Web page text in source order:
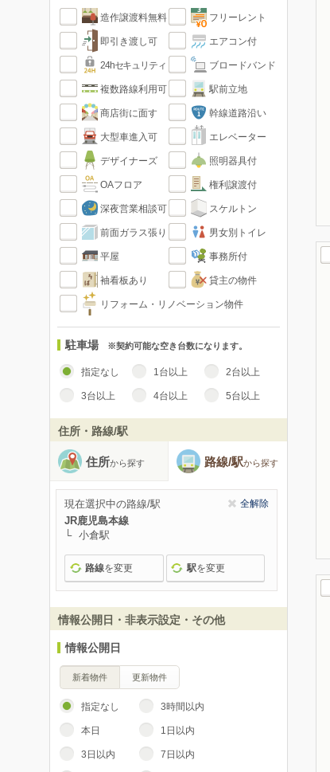
造作譲渡料無料 フリーレント
即引き渡し可 エアコン付
24hセキュリティ ブロードバンド
複数路線利用可 駅前立地
商店街に面す 幹線道路沿い
大型車進入可 エレベーター
デザイナーズ 照明器具付
OAフロア 権利譲渡付
深夜営業相談可 スケルトン
前面ガラス張り 男女別トイレ
平屋 事務所付
袖看板あり 貸主の物件
リフォーム・リノベーション物件
駐車場 ※契約可能な空き台数になります。
指定なし 1台以上 2台以上
3台以上 4台以上 5台以上
住所・路線/駅
住所から探す 路線/駅から探す
現在選択中の路線/駅 全解除
JR鹿児島本線
小倉駅
路線を変更 駅を変更
情報公開日・非表示設定・その他
情報公開日
新着物件 更新物件
指定なし 3時間以内
本日 1日以内
3日以内 7日以内